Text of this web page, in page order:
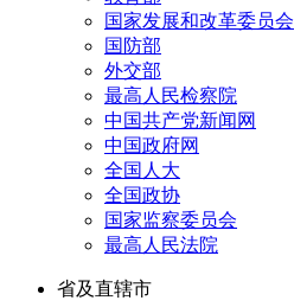
国家发展和改革委员会
国防部
外交部
最高人民检察院
中国共产党新闻网
中国政府网
全国人大
全国政协
国家监察委员会
最高人民法院
省及直辖市